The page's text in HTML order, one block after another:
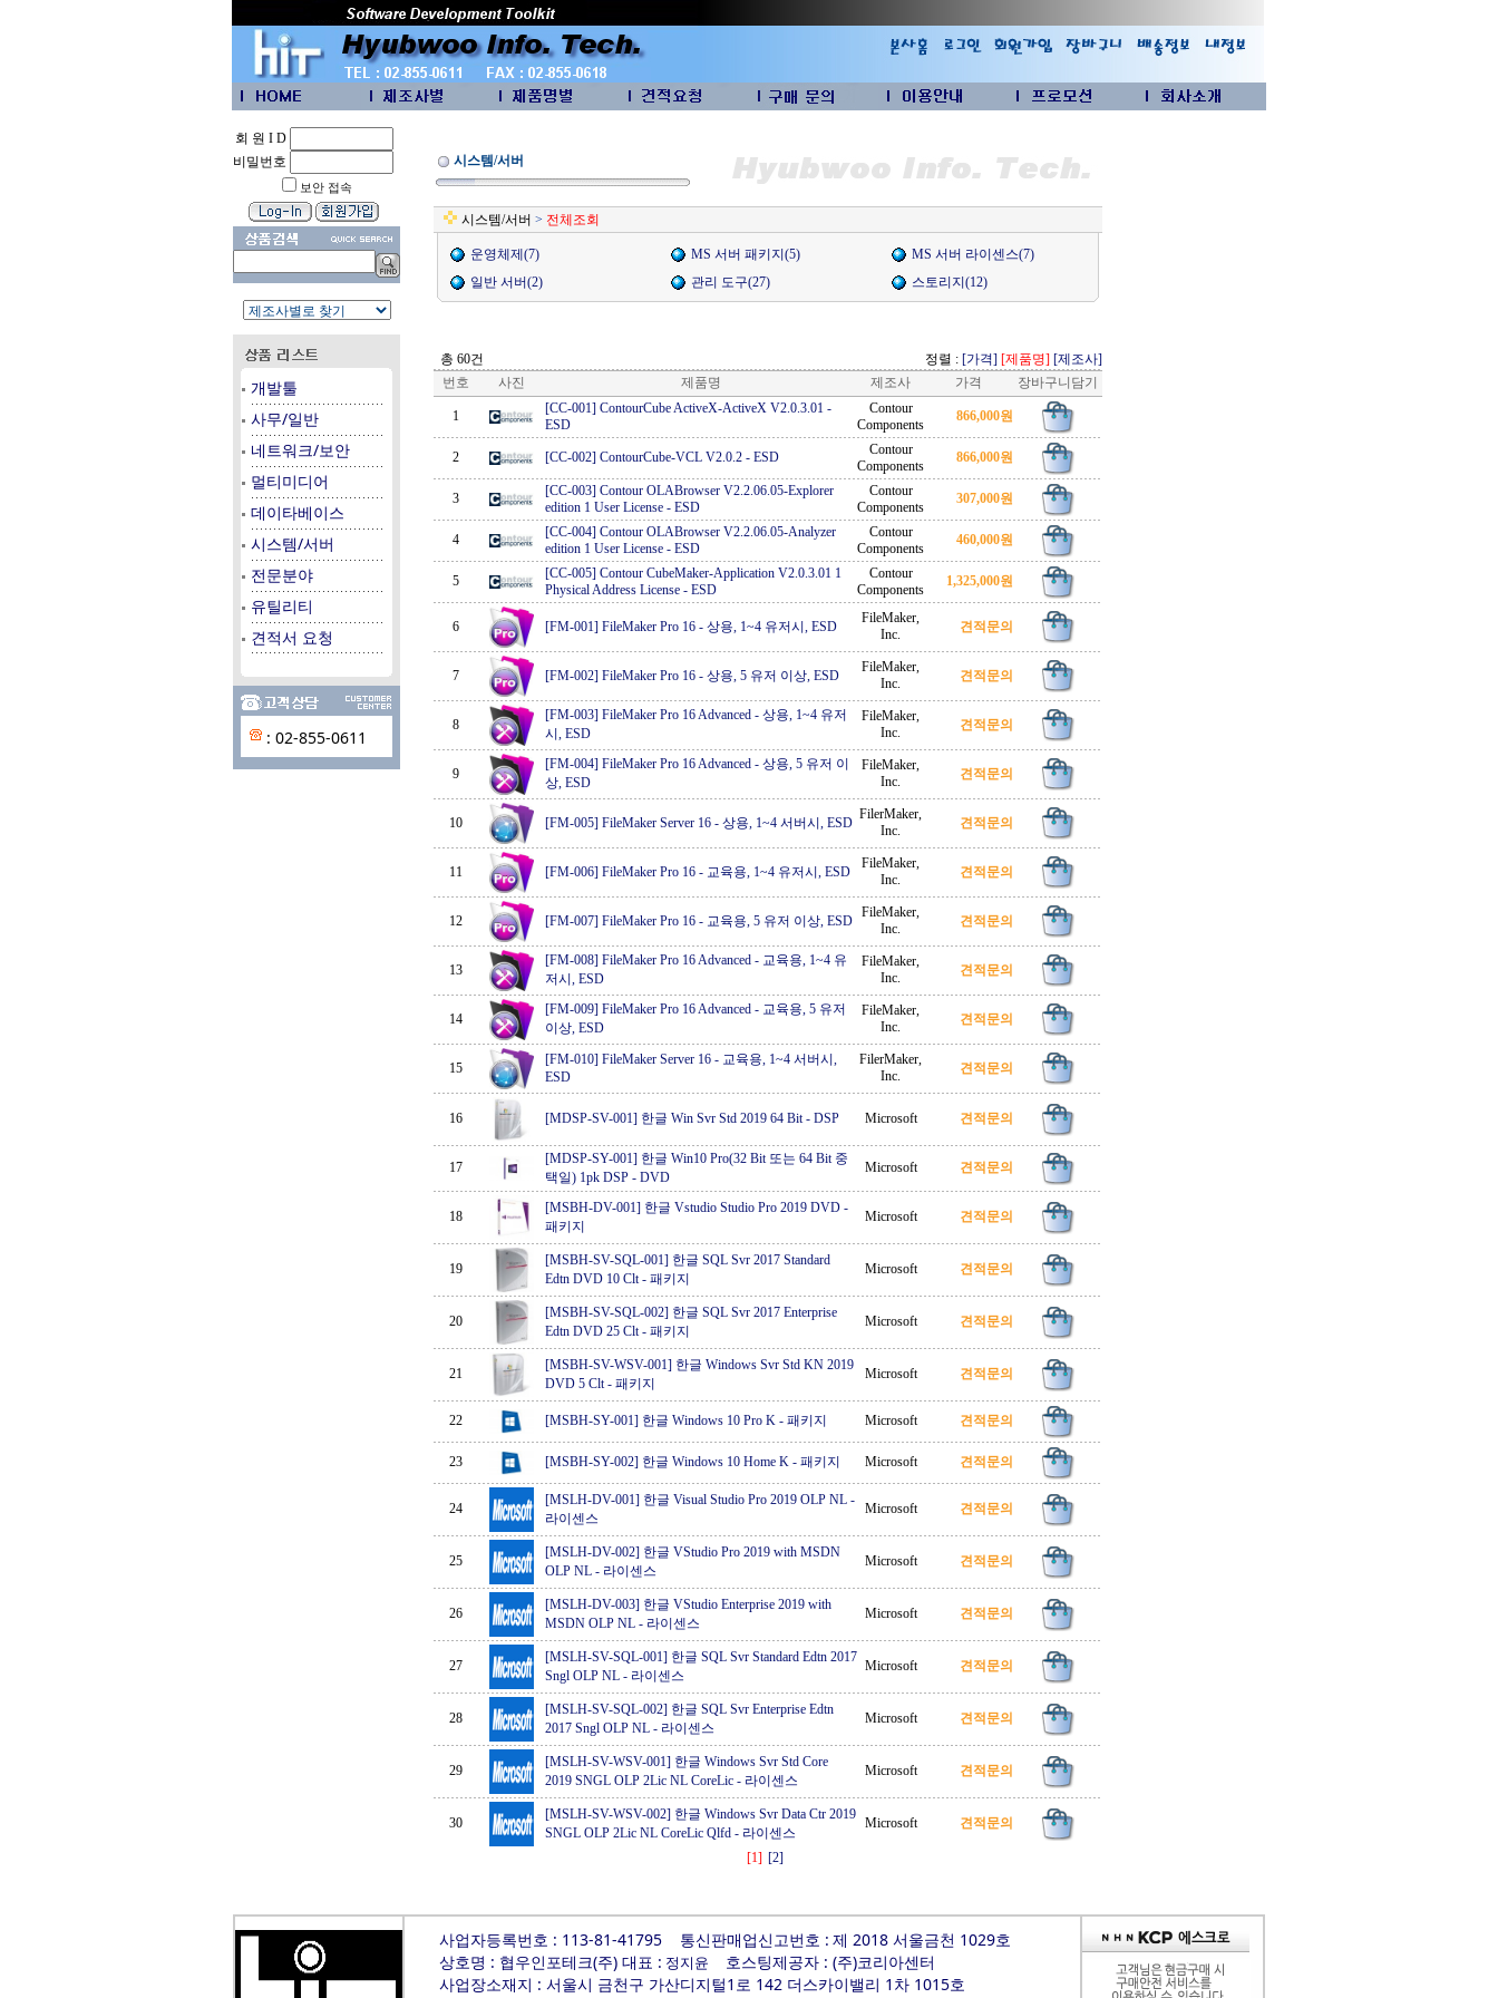
회 원 I D
비밀번호
보안 접속
개발툴
사무/일반
네트워크/보안
멀티미디어
데이타베이스
시스템/서버
전문분야
유틸리티
견적서 요청
: 02-855-0611
시스템/서버
시스템/서버 > 전체조회
운영체제(7) MS 서버 패키지(5)
MS 서버 라이센스(7)
일반 서버(2)
관리 도구(27) 스토리지(12)
총 60건 정렬 : [가격] [제품명] [제조사]
번호
사진 제품명 제조사 가격 장바구니담기
1 [CC-001] ContourCube ActiveX-ActiveX V2.0.3.01 -
ESD
Contour
Components
866,000원
2 [CC-002] ContourCube-VCL V2.0.2 - ESD
Contour
Components
866,000원
3
[CC-003] Contour OLABrowser V2.2.06.05-Explorer
edition 1 User License - ESD
Contour
Components
307,000원
4
[CC-004] Contour OLABrowser V2.2.06.05-Analyzer
edition 1 User License - ESD
Contour
Components
460,000원
5
[CC-005] Contour CubeMaker-Application V2.0.3.01 1
Physical Address License - ESD
Contour
Components
1,325,000원
6 [FM-001] FileMaker Pro 16 - 상용, 1~4 유저시, ESD
FileMaker,
Inc.
견적문의
7 [FM-002] FileMaker Pro 16 - 상용, 5 유저 이상, ESD
FileMaker,
Inc.
견적문의
8
[FM-003] FileMaker Pro 16 Advanced - 상용, 1~4 유저
시, ESD
FileMaker,
Inc.
견적문의
9
[FM-004] FileMaker Pro 16 Advanced - 상용, 5 유저 이
상, ESD
FileMaker,
Inc.
견적문의
10 [FM-005] FileMaker Server 16 - 상용, 1~4 서버시, ESD
FilerMaker,
Inc.
견적문의
11 [FM-006] FileMaker Pro 16 - 교육용, 1~4 유저시, ESD
FileMaker,
Inc.
견적문의
12 [FM-007] FileMaker Pro 16 - 교육용, 5 유저 이상, ESD
FileMaker,
Inc.
견적문의
13
[FM-008] FileMaker Pro 16 Advanced - 교육용, 1~4 유
저시, ESD
FileMaker,
Inc.
견적문의
14
[FM-009] FileMaker Pro 16 Advanced - 교육용, 5 유저
이상, ESD
FileMaker,
Inc.
견적문의
15
[FM-010] FileMaker Server 16 - 교육용, 1~4 서버시,
ESD
FilerMaker,
Inc.
견적문의
16 [MDSP-SV-001] 한글 Win Svr Std 2019 64 Bit- DSP Microsoft 견적문의
17
[MDSP-SY-001] 한글 Win10 Pro(32 Bit 또는 64 Bit 중
택일) 1pk DSP - DVD
Microsoft 견적문의
18
[MSBH-DV-001] 한글 Vstudio Studio Pro 2019 DVD -
패키지
Microsoft 견적문의
19
[MSBH-SV-SQL-001] 한글 SQL Svr 2017 Standard
Edtn DVD 10 Clt- 패키지
Microsoft 견적문의
20
[MSBH-SV-SQL-002] 한글 SQL Svr 2017 Enterprise
Edtn DVD 25 Clt- 패키지
Microsoft 견적문의
21
[MSBH-SV-WSV-001] 한글 Windows Svr Std KN 2019
DVD 5 Clt- 패키지
Microsoft 견적문의
22 [MSBH-SY-001] 한글 Windows 10 Pro K - 패키지 Microsoft 견적문의
23 [MSBH-SY-002] 한글 Windows 10 Home K - 패키지 Microsoft 견적문의
24
[MSLH-DV-001] 한글 Visual Studio Pro 2019 OLP NL -
라이센스
Microsoft 견적문의
25
[MSLH-DV-002] 한글 VStudio Pro 2019 with MSDN
OLP NL - 라이센스
Microsoft 견적문의
26
[MSLH-DV-003] 한글 VStudio Enterprise 2019 with
MSDN OLP NL - 라이센스
Microsoft 견적문의
27
[MSLH-SV-SQL-001] 한글 SQL Svr Standard Edtn 2017
Sngl OLP NL - 라이센스
Microsoft 견적문의
28
[MSLH-SV-SQL-002] 한글 SQL Svr Enterprise Edtn
2017 Sngl OLP NL - 라이센스
Microsoft 견적문의
29
[MSLH-SV-WSV-001] 한글 Windows Svr Std Core
2019 SNGL OLP 2Lic NL CoreLic - 라이센스
Microsoft 견적문의
30
[MSLH-SV-WSV-002] 한글 Windows Svr Data Ctr 2019
SNGL OLP 2Lic NL CoreLic Qlfd - 라이센스
Microsoft 견적문의
[1] [2]
사업자등록번호 : 113-81-41795 통신판매업신고번호 : 제 2018 서울금천 1029호
상호명 : 협우인포테크(주) 대표 : 정지윤
호스팅제공자 : (주)코리아센터
사업장소재지 : 서울시 금천구 가산디지털1로 142 더스카이밸리 1차 1015호